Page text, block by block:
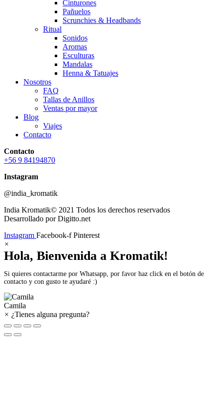
Cinturones
Pañuelos
Scrunchies & Headbands
Ritual
Sonidos
Aromas
Esculturas
Mandalas
Henna & Tatuajes
Nosotros
FAQ
Tallas de Anillos
Ventas por mayor
Blog
Viajes
Contacto
Contacto
+56 9 84194870
Instagram
@india_kromatik
India Kromatik© 2021 Todos los derechos reservados
Desarrollado por Digitto.net
Instagram Facebook-f Pinterest
×
Hola, Bienvenida a Kromatik!
Si quieres contactarme por Whatsapp, por favor haz click en el botón de
contacto y con gusto te ayudaré :)
Camila
× ¿Tienes alguna pregunta?